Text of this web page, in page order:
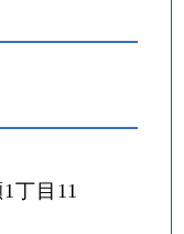
丁目11